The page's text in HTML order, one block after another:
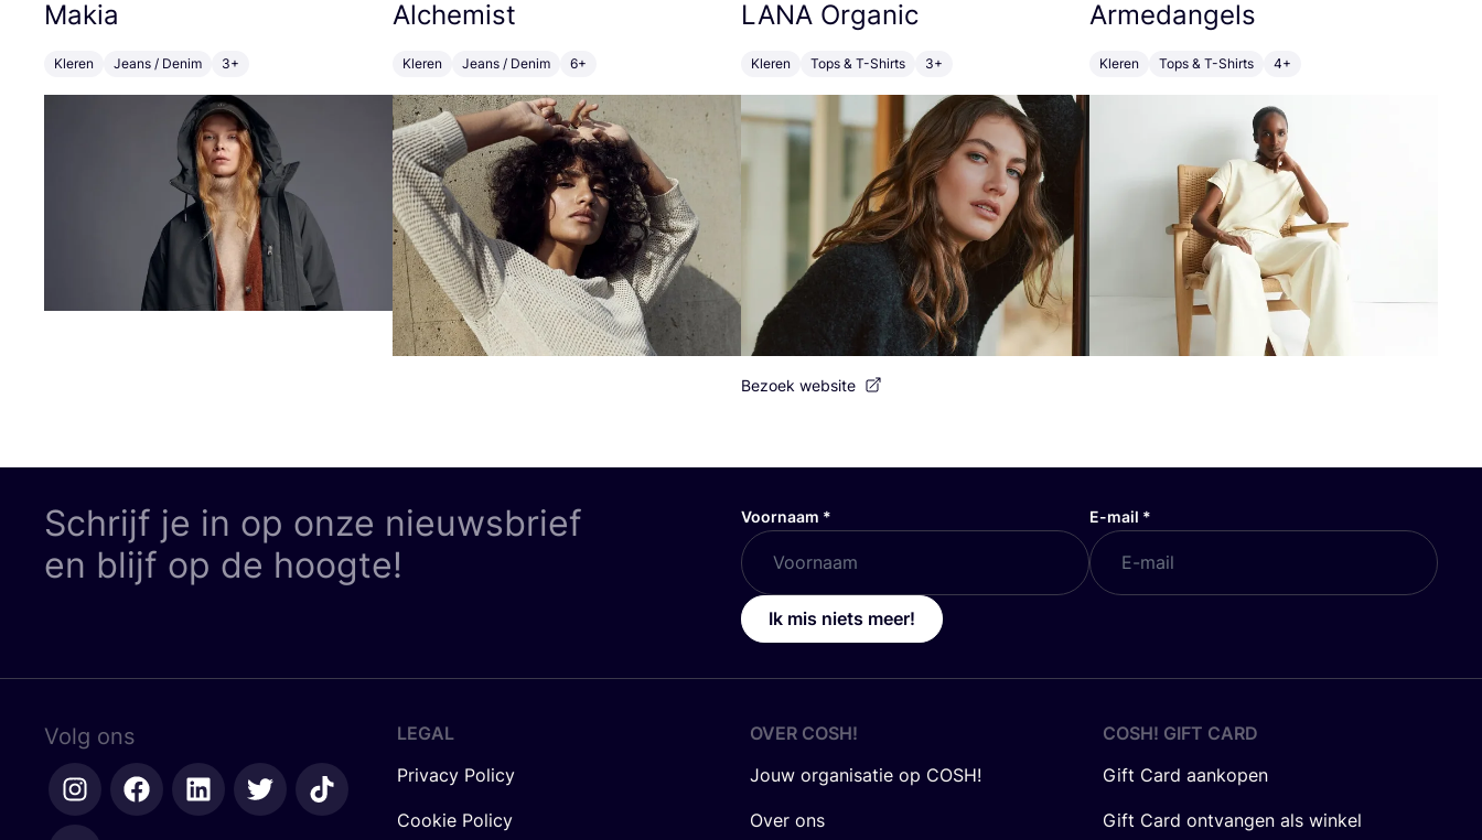
Makia
Kleren Jeans / Denim 3+
Alchemist
Kleren Jeans / Denim 6+
LANA Organic
Kleren Tops & T-Shirts 3+
Bezoek website
Armedangels
Kleren Tops & T-Shirts 4+
Schrijf je in op onze nieuwsbrief
en blijf op de hoogte!
Voornaam * E-mail *
Ik mis niets meer!
Volg ons
LEGAL
Privacy Policy
Cookie Policy
OVER COSH!
Jouw organisatie op COSH!
Over ons
COSH! GIFT CARD
Gift Card aankopen
Gift Card ontvangen als winkel